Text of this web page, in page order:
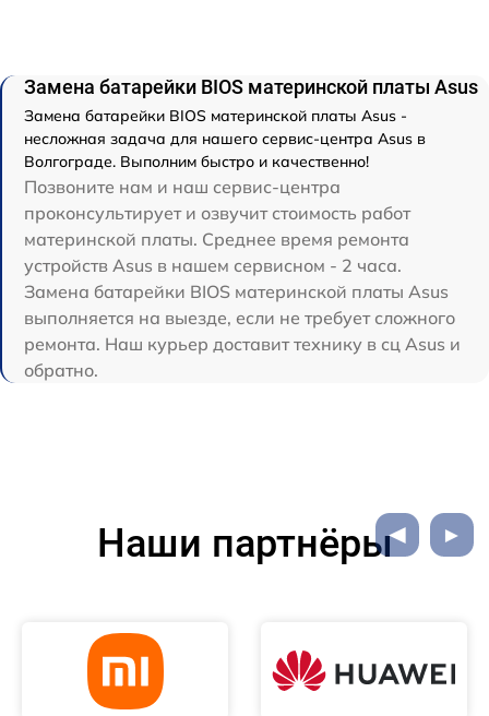
Замена батарейки BIOS материнской платы Asus
Замена батарейки BIOS материнской платы Asus -
несложная задача для нашего сервис-центра Asus в
Волгограде. Выполним быстро и качественно!
Позвоните нам и наш сервис-центра
проконсультирует и озвучит стоимость работ
материнской платы. Среднее время ремонта
устройств Asus в нашем сервисном - 2 часа.
Замена батарейки BIOS материнской платы Asus
выполняется на выезде, если не требует сложного
ремонта. Наш курьер доставит технику в сц Asus и
обратно.
Наши партнёры